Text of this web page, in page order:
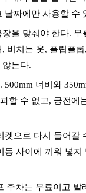
날짜에만 사용할 수
을 맞춰야 한다.
비치는 옷, 플립플
는다.
500mm 너비와
할 수 없고, 궁전에
켓으로 다시 들어갈
동 사이에 끼워 넣지
주차는 무료이고 발